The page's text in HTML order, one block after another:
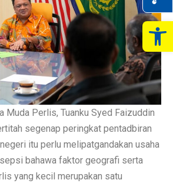
Muda Perlis, Tuanku Syed Faizuddin
segenap peringkat pentadbiran
itu perlu melipatgandakan usaha
bahawa faktor geografi serta
yang kecil merupakan satu